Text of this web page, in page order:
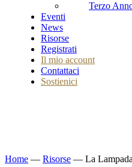
Terzo
Eventi
News
Risorse
Registrati
Il mio account
Contattaci
Sostienici
Home — Risorse — La